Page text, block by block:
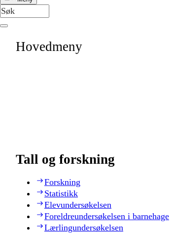
Hovedmeny
Tall og forskning
Forskning
Statistikk
Elevundersøkelsen
Foreldreundersøkelsen i barnehage
Lærlingundersøkelsen